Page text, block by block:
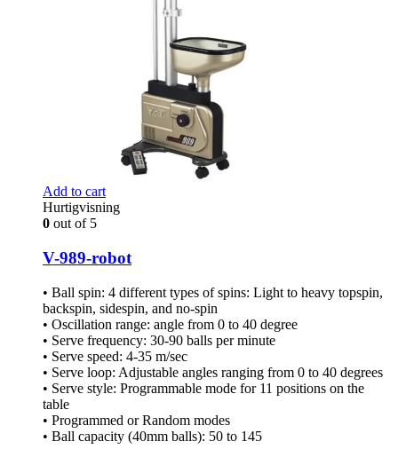
Add to cart
Hurtigvisning
0 out of 5
V-989-robot
• Ball spin: 4 different types of spins: Light to heavy topspin,
backspin, sidespin, and no-spin
• Oscillation range: angle from 0 to 40 degree
• Serve frequency: 30-90 balls per minute
• Serve speed: 4-35 m/sec
• Serve loop: Adjustable angles ranging from 0 to 40 degrees
• Serve style: Programmable mode for 11 positions on the
table
• Programmed or Random modes
• Ball capacity (40mm balls): 50 to 145